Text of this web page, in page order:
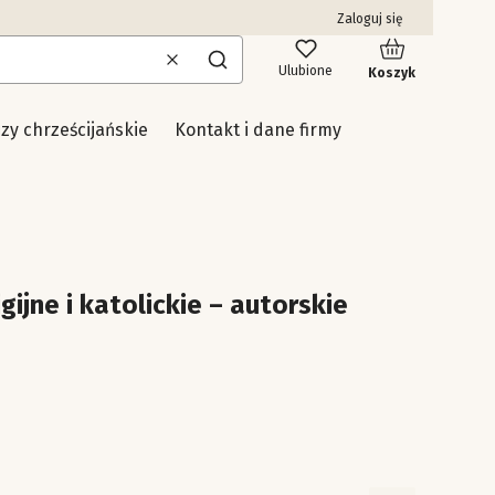
Zaloguj się
WyczyśćSzukaj Ulubione
Produkty w
Koszyk
chrześcijańskie Kontakt i dane firmy
i katolickie – autorskie